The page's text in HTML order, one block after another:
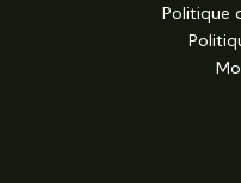
Politique